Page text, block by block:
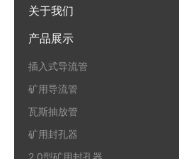
关于我们
产品展示
插入式导流管
矿用导流管
瓦斯抽放管
矿用封孔器